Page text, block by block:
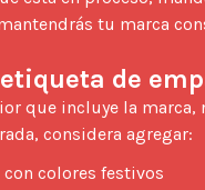
tu marca
de
considera agregar:
colores festivos